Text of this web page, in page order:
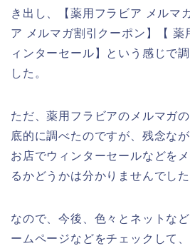
き出し、【薬用フラビア メルマ
ア メルマガ割引クーポン】【 薬
ィンターセール】という感じで
した。
ただ、薬用フラビアのメルマガ
底的に調べたのですが、残念な
お店でウィンターセールなどを
るかどうかは分かりませんでした
なので、今後、色々とネットな
ームページなどをチェックして